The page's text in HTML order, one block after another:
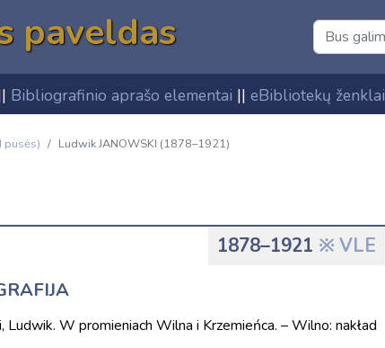
paveldas
Bibliografinio aprašo elementai || eBibliotekų ženklai
pusės) Ludwik JANOWSKI (1878–1921)
1878–1921 VLE
Ludwik. W promieniach Wilna i Krzemieńca. – Wilno: nakład